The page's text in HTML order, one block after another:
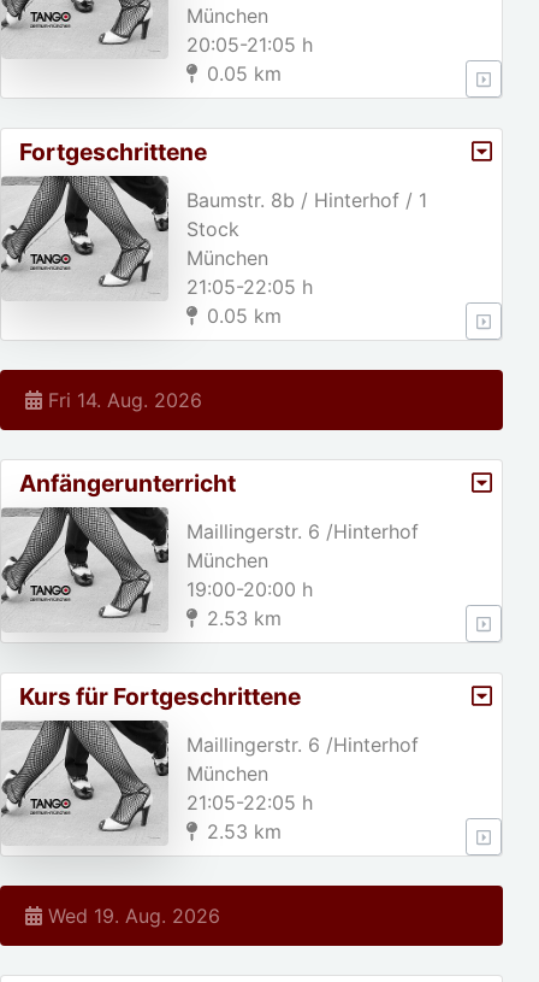
München
20:05-21:05 h
0.05 km
Fortgeschrittene
Baumstr. 8b / Hinterhof / 1
Stock
München
21:05-22:05 h
0.05 km
Fri 14. Aug. 2026
Anfängerunterricht
Maillingerstr. 6 /Hinterhof
München
19:00-20:00 h
2.53 km
Kurs für Fortgeschrittene
Maillingerstr. 6 /Hinterhof
München
21:05-22:05 h
2.53 km
Wed 19. Aug. 2026